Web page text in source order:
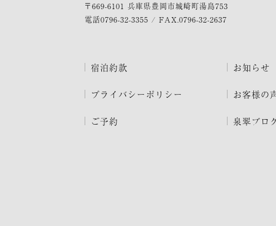
〒669-6101 兵庫県豊岡市城崎町湯島753
電話0796-32-3355 / FAX.0796-32-2637
宿泊約款
プライバシーポリシー
ご予約
お知らせ
お客様の
泉翠ブロ